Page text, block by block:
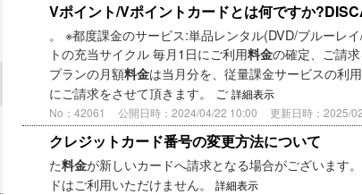
Vポイント/Vポイントカードとは何ですか
。 ※都度課金のサービス:単品レンタル(DVD/ブルーレ
トの充当サイクル 毎月1日にご利用料金の確定、ご請
プランの月額料金は当月分を、従量課金サービスの利用
にご請求をさせて頂きます。 ご 詳細表示
No：42061 公開日時：2024/04/22 10:00 更新日時：2025/
クレジットカード番号の変更方法について
た料金が新しいカードへ請求となる場合がございます
ドはご利用いただけません。
詳細表示